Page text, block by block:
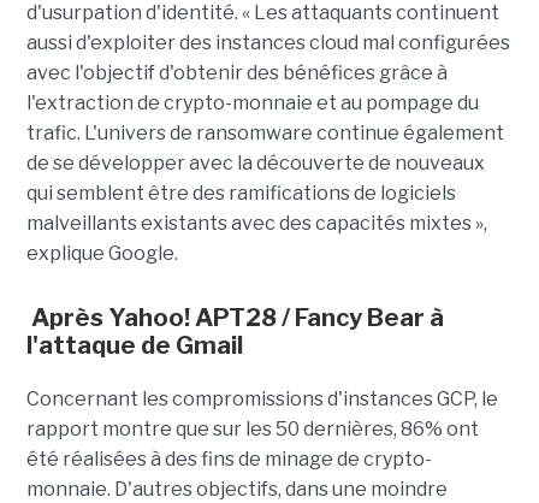
d'usurpation d'identité. « Les attaquants continuent
aussi d'exploiter des instances cloud mal configurées
avec l'objectif d'obtenir des bénéfices grâce à
l'extraction de crypto-monnaie et au pompage du
trafic. L'univers de ransomware continue également
de se développer avec la découverte de nouveaux
qui semblent être des ramifications de logiciels
malveillants existants avec des capacités mixtes »,
explique Google.
Après Yahoo! APT28 / Fancy Bear à
l'attaque de Gmail
Concernant les compromissions d'instances GCP, le
rapport montre que sur les 50 dernières, 86% ont
été réalisées à des fins de minage de crypto-
monnaie. D'autres objectifs, dans une moindre